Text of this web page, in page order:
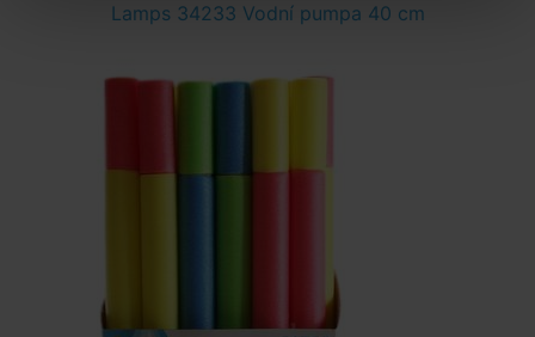
Lamps 34233 Vodní pumpa 40 cm